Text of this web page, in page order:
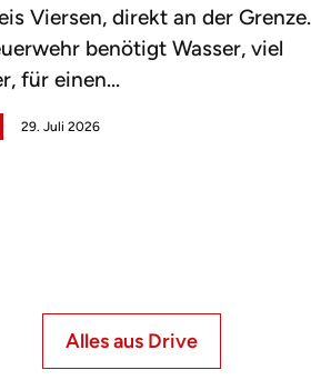
Viersen, direkt an der Grenze.
benötigt Wasser, viel
für einen...
29. Juli 2026
Alles aus Drive